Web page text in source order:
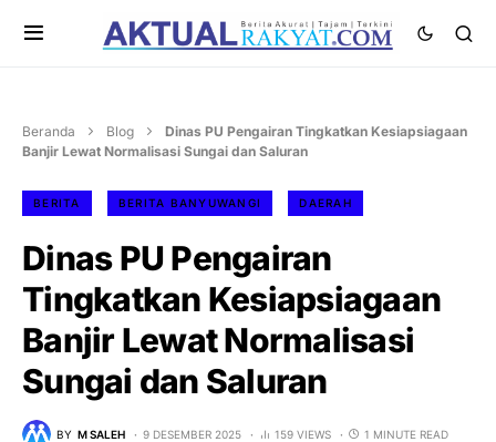
Beranda Blog
Dinas PU Pengairan Tingkatkan Kesiapsiagaan
Banjir Lewat Normalisasi Sungai dan Saluran
BERITA BERITA BANYUWANGI DAERAH
Dinas PU Pengairan
Tingkatkan Kesiapsiagaan
Banjir Lewat Normalisasi
Sungai dan Saluran
BY M SALEH 9 DESEMBER 2025 159 VIEWS 1 MINUTE READ